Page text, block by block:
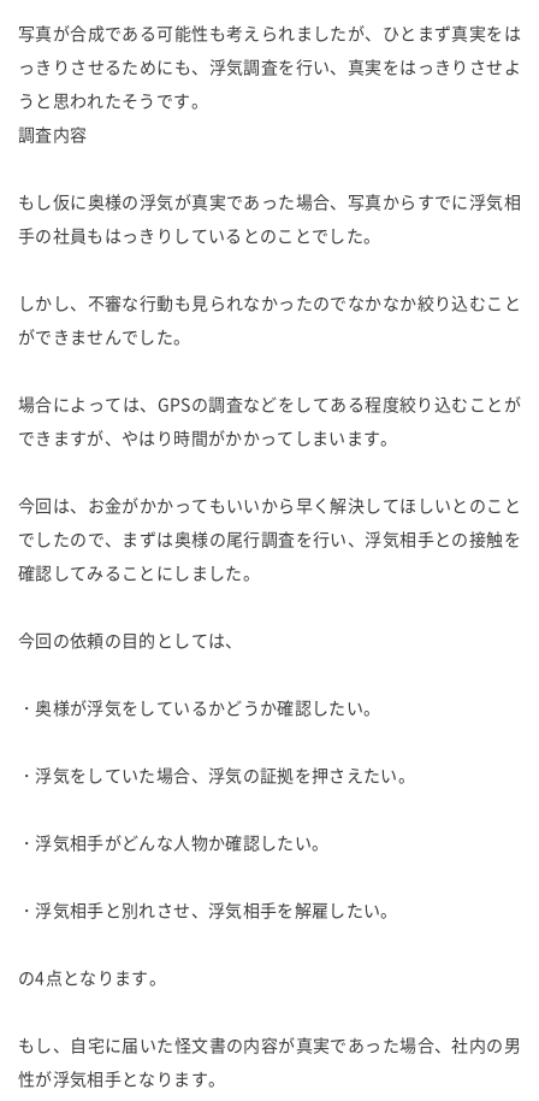
写真が合成である可能性も考えられましたが、ひとまず真実をは
っきりさせるためにも、浮気調査を行い、真実をはっきりさせよ
うと思われたそうです。
調査内容
もし仮に奥様の浮気が真実であった場合、写真からすでに浮気相
手の社員もはっきりしているとのことでした。
しかし、不審な行動も見られなかったのでなかなか絞り込むこと
ができませんでした。
場合によっては、GPSの調査などをしてある程度絞り込むことが
できますが、やはり時間がかかってしまいます。
今回は、お金がかかってもいいから早く解決してほしいとのこと
でしたので、まずは奥様の尾行調査を行い、浮気相手との接触を
確認してみることにしました。
今回の依頼の目的としては、
・奥様が浮気をしているかどうか確認したい。
・浮気をしていた場合、浮気の証拠を押さえたい。
・浮気相手がどんな人物か確認したい。
・浮気相手と別れさせ、浮気相手を解雇したい。
の4点となります。
もし、自宅に届いた怪文書の内容が真実であった場合、社内の男
性が浮気相手となります。